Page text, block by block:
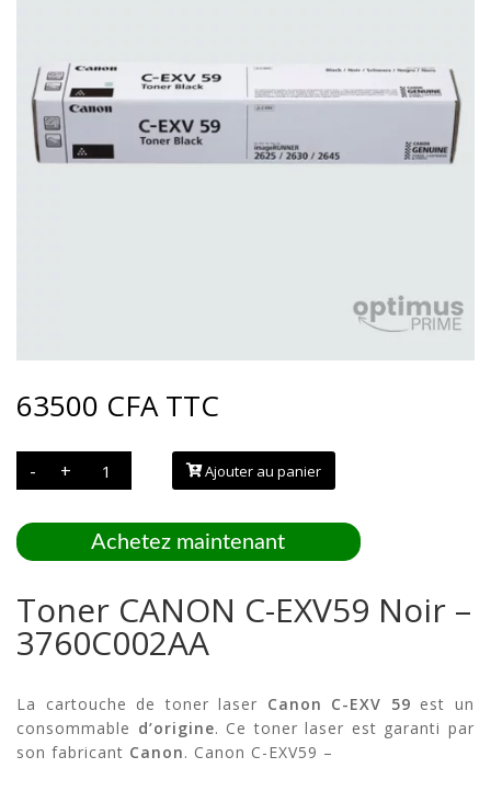
63500 CFA TTC
-
quantité
Toner
C-
EXV59
Noir
-
+ Ajouter au panier
Achetez maintenant
Toner CANON C-EXV59 Noir –
3760C002AA
La cartouche de toner laser Canon C-EXV 59 est un
consommable d’origine. Ce toner laser est garanti par
son fabricant Canon. Canon C-EXV59 –